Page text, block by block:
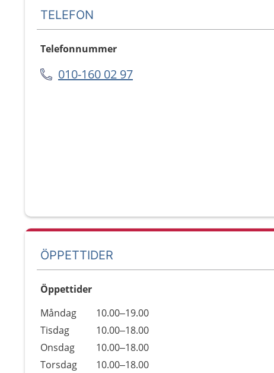
TELEFON
Telefonnummer
010-160 02 97
ÖPPETTIDER
Öppettider
Dag
Öppettider
Kommentarer
Måndag
10.00–19.00
Tisdag
10.00–18.00
Onsdag
10.00–18.00
Torsdag
10.00–18.00